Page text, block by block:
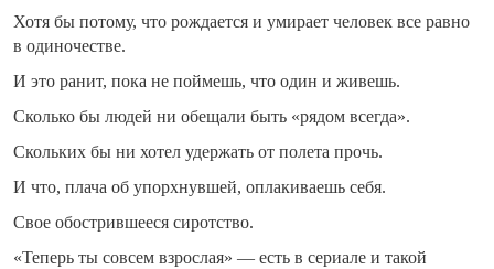
Хотя бы потому, что рождается и умирает человек все равно
в одиночестве.
И это ранит, пока не поймешь, что один и живешь.
Сколько бы людей ни обещали быть «рядом всегда».
Скольких бы ни хотел удержать от полета прочь.
И что, плача об упорхнувшей, оплакиваешь себя.
Свое обострившееся сиротство.
«Теперь ты совсем взрослая» — есть в сериале и такой